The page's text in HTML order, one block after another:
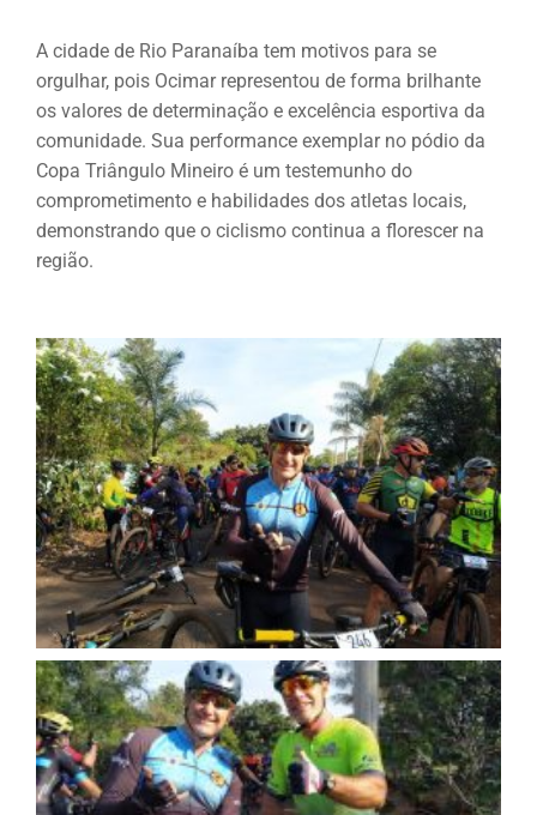
A cidade de Rio Paranaíba tem motivos para se
orgulhar, pois Ocimar representou de forma brilhante
os valores de determinação e excelência esportiva da
comunidade. Sua performance exemplar no pódio da
Copa Triângulo Mineiro é um testemunho do
comprometimento e habilidades dos atletas locais,
demonstrando que o ciclismo continua a florescer na
região.